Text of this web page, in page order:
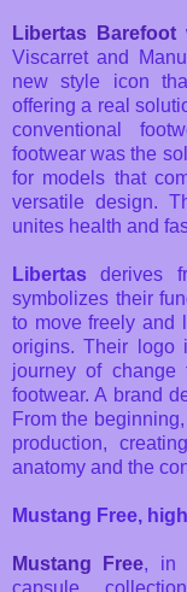
Libertas Barefoot
Viscarret and
new style icon
offering a real
conventional
footwear was the
for models that
versatile design.
unites health and
Libertasderives
symbolizes their
to move freely and
origins. Their logo
journey of change
footwear. A brand
From the
production,
anatomy and the
Mustang Free,
Mustang Free, in
capsule